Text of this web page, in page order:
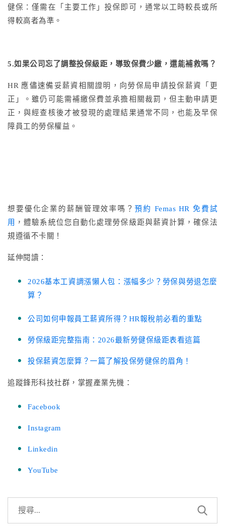
健保：僅需在「主要工作」投保即可，通常以工時較長或所
得較高者為準。
5.如果公司忘了調整投保級距，導致保費少繳，還能補救嗎？
HR 應儘速備妥薪資相關證明，向勞保局申請投保薪資「更
正」。雖仍可能需補繳保費並承擔相關裁罰，但主動申請更
正，與經查核後才被發現的處理結果通常不同，也能及早保
障員工的勞保權益。
想要優化企業的薪酬管理效率嗎？ 預約 Femas HR 免費試
用
，體驗系統位您自動化處理勞保級距與薪資計算，確保法
規遵循不卡關！
延伸閱讀：
2026基本工資調漲懶人包：漲幅多少？勞保與勞退怎麼
算？
公司如何申報員工薪資所得？HR報稅前必看的重點
勞保級距完整指南：2026最新勞健保級距表看這篇
投保薪資怎麼算？一篇了解投保勞健保的眉角！
追蹤鋒形科技社群，掌握產業先機：
Facebook
Instagram
Linkedin
YouTube